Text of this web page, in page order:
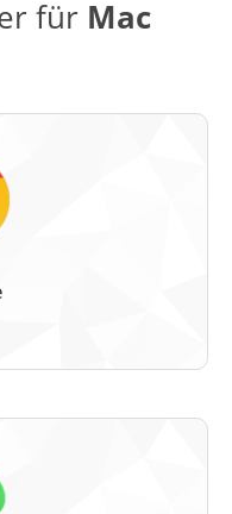
für Mac